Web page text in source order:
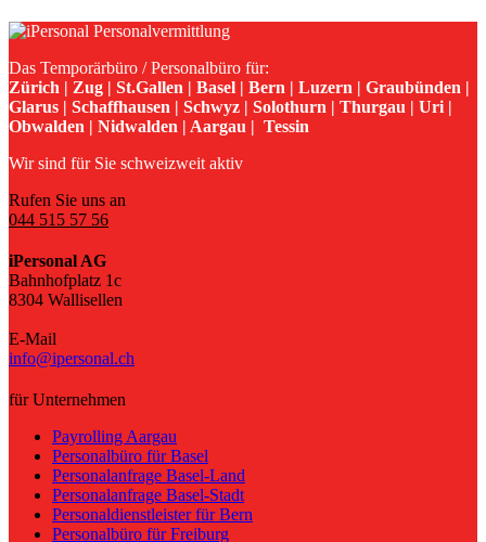
Das Temporärbüro / Personalbüro für:
Zürich | Zug | St.Gallen | Basel | Bern | Luzern | Graubünden |
Glarus | Schaffhausen | Schwyz | Solothurn | Thurgau | Uri |
Obwalden | Nidwalden | Aargau | Tessin
Wir sind für Sie schweizweit aktiv
Rufen Sie uns an
044 515 57 56
iPersonal AG
Bahnhofplatz 1c
8304 Wallisellen
E-Mail
info@ipersonal.ch
für Unternehmen
Payrolling Aargau
Personalbüro für Basel
Personalanfrage Basel-Land
Personalanfrage Basel-Stadt
Personaldienstleister für Bern
Personalbüro für Freiburg